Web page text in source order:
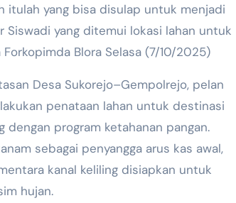
itulah yang bisa disulap untuk menjadi
Siswadi yang ditemui lokasi lahan untuk
Blora Selasa (7/10/2025)
Desa Sukorejo–Gempolrejo, pelan
penataan lahan untuk destinasi
program ketahanan pangan.
sebagai penyangga arus kas awal,
kanal keliling disiapkan untuk
hujan.